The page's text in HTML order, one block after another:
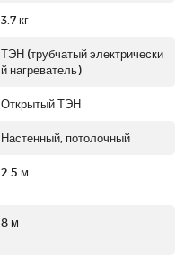
3.7 кг
ТЭН (трубчатый электрически
й нагреватель)
Открытый ТЭН
Настенный, потолочный
2.5 м
8 м